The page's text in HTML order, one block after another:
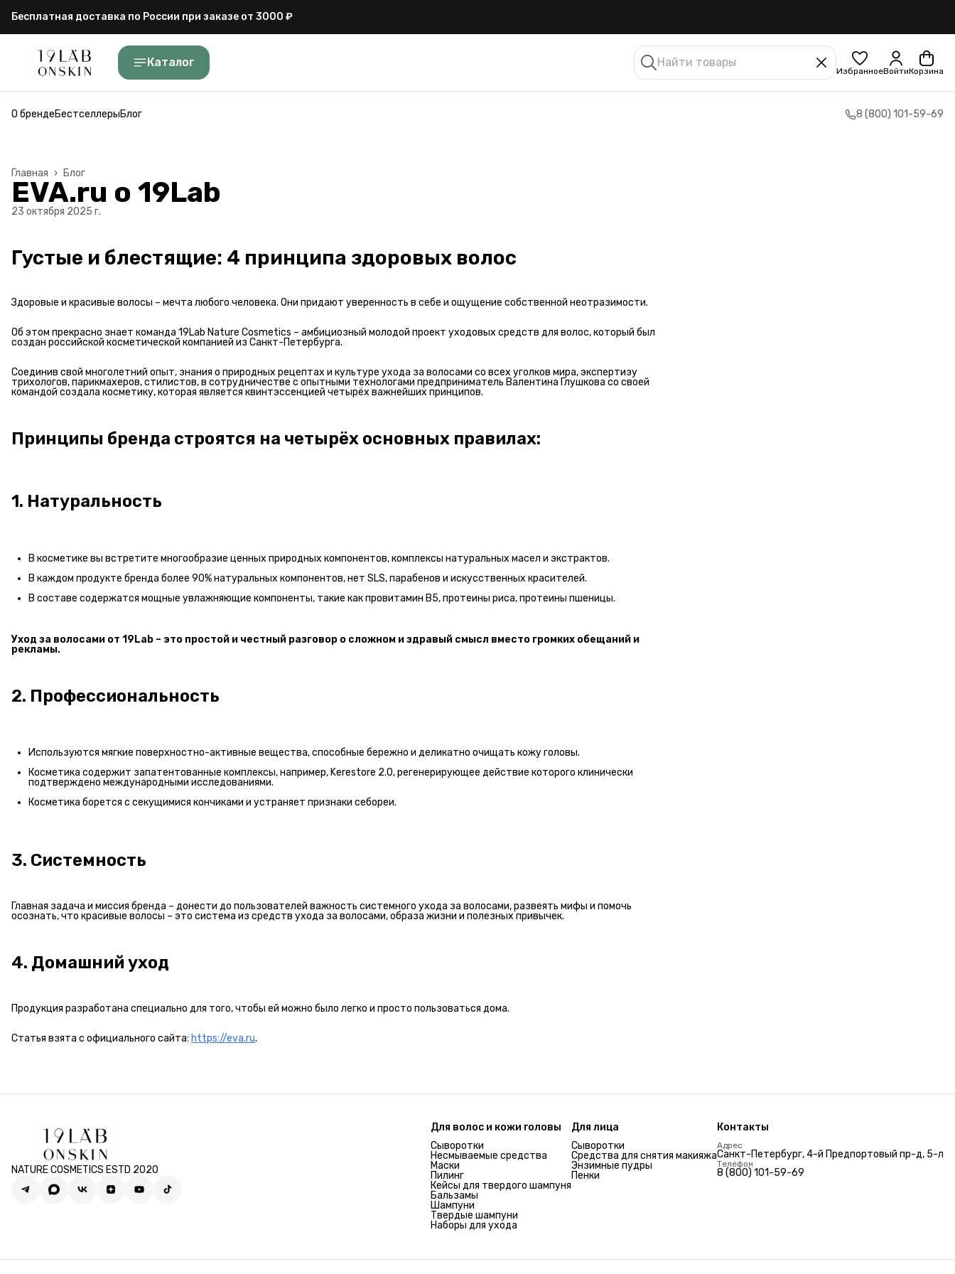
Бесплатная доставка по России при заказе от 3000 ₽
Каталог
ИзбранноеВойтиКорзина
О брендеБестселлерыБлог 8 (800) 101-59-69
Блог
Главная ›
EVA.ru о 19Lab
23 октября 2025 г.
Густые и блестящие: 4 принципа здоровых волос
Здоровые и красивые волосы – мечта любого человека. Они придают уверенность в себе и ощущение собственной неотразимости.
Об этом прекрасно знает команда 19Lab Nature Cosmetics – амбициозный молодой проект уходовых средств для волос, который был
создан российской косметической компанией из Санкт-Петербурга.
Соединив свой многолетний опыт, знания о природных рецептах и культуре ухода за волосами со всех уголков мира, экспертизу
трихологов, парикмахеров, стилистов, в сотрудничестве с опытными технологами предприниматель Валентина Глушкова со своей
командой создала косметику, которая является квинтэссенцией четырёх важнейших принципов.
Принципы бренда строятся на четырёх основных правилах:
1. Натуральность
В косметике вы встретите многообразие ценных природных компонентов, комплексы натуральных масел и экстрактов.
В каждом продукте бренда более 90% натуральных компонентов, нет SLS, парабенов и искусственных красителей.
В составе содержатся мощные увлажняющие компоненты, такие как провитамин В5, протеины риса, протеины пшеницы.
Уход за волосами от 19Lab – это простой и честный разговор о сложном и здравый смысл вместо громких обещаний и
рекламы.
2. Профессиональность
Используются мягкие поверхностно-активные вещества, способные бережно и деликатно очищать кожу головы.
Косметика содержит запатентованные комплексы, например, Kerestore 2.0, регенерирующее действие которого клинически
подтверждено международными исследованиями.
Косметика борется с секущимися кончиками и устраняет признаки себореи.
3. Системность
Главная задача и миссия бренда – донести до пользователей важность системного ухода за волосами, развеять мифы и помочь
осознать, что красивые волосы – это система из средств ухода за волосами, образа жизни и полезных привычек.
4. Домашний уход
Продукция разработана специально для того, чтобы ей можно было легко и просто пользоваться дома.
Статья взята с официального сайта: https://eva.ru.
NATURE COSMETICS ESTD 2020
Для волос и кожи головы
Сыворотки
Несмываемые средства
Маски
Пилинг
Кейсы для твердого шампуня
Бальзамы
Шампуни
Твердые шампуни
Наборы для ухода
Для лица
Сыворотки
Средства для снятия макияжа
Энзимные пудры
Пенки
Контакты
Адрес
Санкт-Петербург, 4-й Предпортовый пр-д, 5-л
Телефон
8 (800) 101-59-69